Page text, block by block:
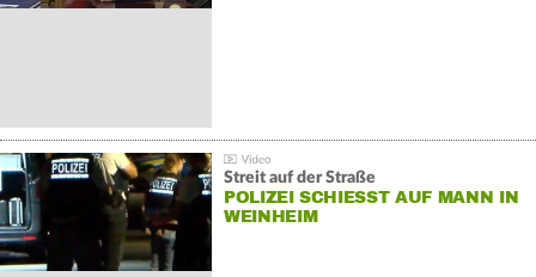
Streit auf der Straße
POLIZEI SCHIESST AUF MANN IN W
EINHEIM